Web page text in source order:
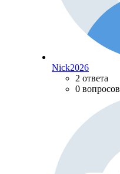
Nick2026
2 ответа
0 вопросов